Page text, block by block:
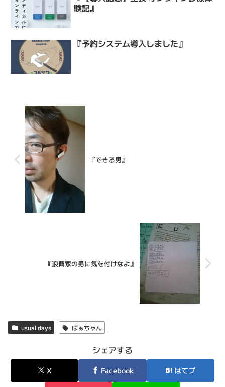
験記』
『予約システム導入しました』
『できる男』
『浪費家の男に気を付けなよ』
usual days ばぁちゃん
シェアする
X Facebook はてブ